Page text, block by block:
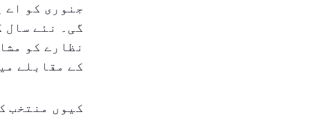
جنوری کو اے
گی۔ نئے سال
نظارے کو
کے مقابلے میں 1,800 درہم تک بچانے کے
کیوں منتخب